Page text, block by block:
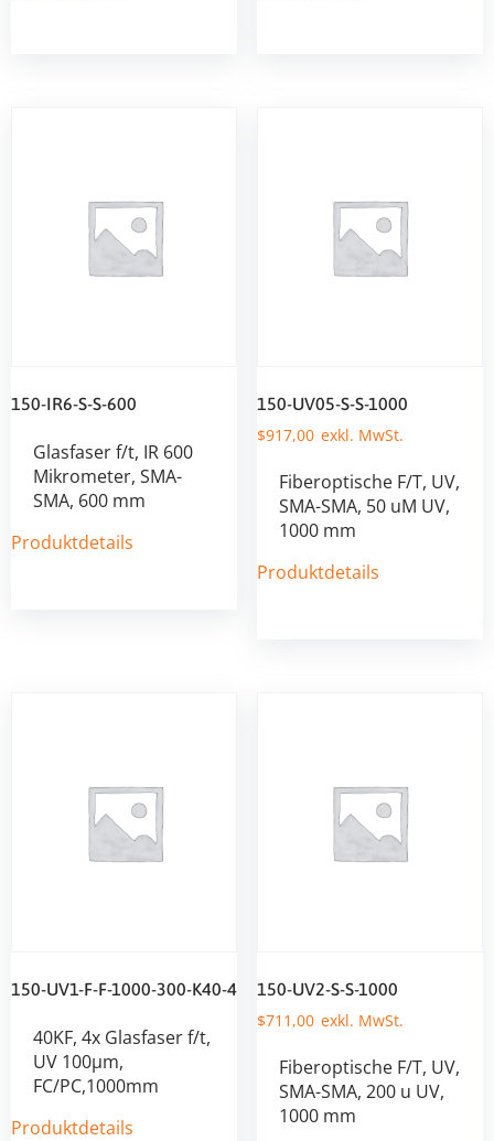
150-IR6-S-S-600
Glasfaser f/t, IR 600
Mikrometer, SMA-
SMA, 600 mm
Produktdetails
150-UV05-S-S-1000
$917,00
Fiberoptische F/T, UV,
SMA-SMA, 50 uM UV,
1000 mm
Produktdetails
150-UV1-F-F-1000-300-K40-4
40KF, 4x Glasfaser f/t,
UV 100µm,
FC/PC,1000mm
Produktdetails
150-UV2-S-S-1000
$711,00
Fiberoptische F/T, UV,
SMA-SMA, 200 u UV,
1000 mm